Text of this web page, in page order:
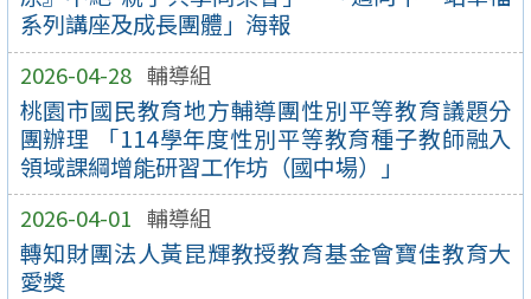
系列講座及成長團體」海報
2026-04-28 輔導組
桃園市國民教育地方輔導團性別平等教育議題分
團辦理 「114學年度性別平等教育種子教師融入
領域課綱增能研習工作坊（國中場）」
2026-04-01 輔導組
轉知財團法人黃昆輝教授教育基金會寶佳教育大
愛獎